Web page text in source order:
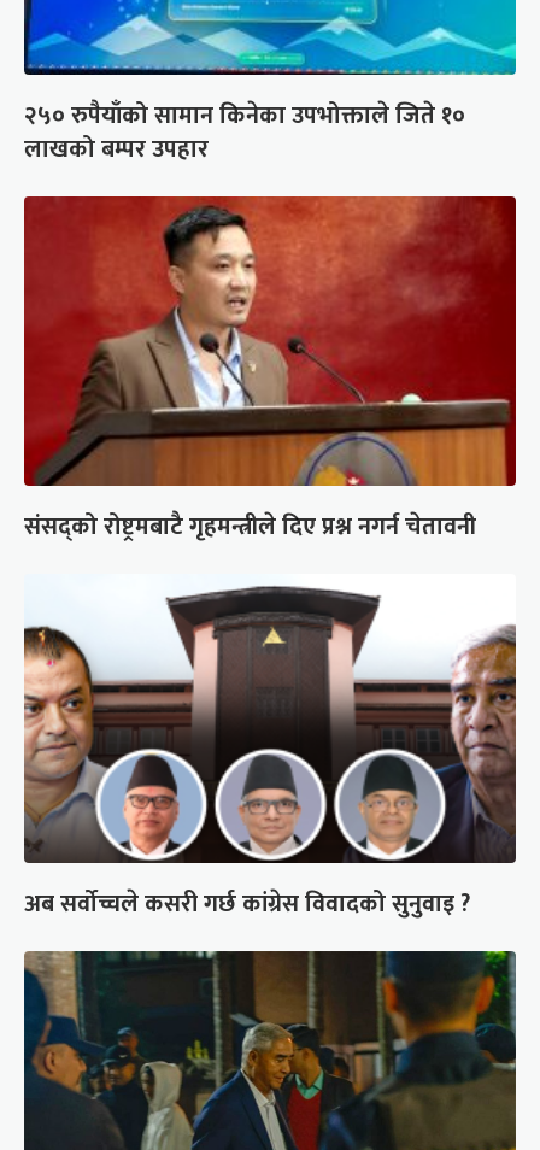
२५० रुपैयाँको सामान किनेका उपभोक्ताले जिते १०
लाखको बम्पर उपहार
संसद्को रोष्ट्रमबाटै गृहमन्त्रीले दिए प्रश्न नगर्न चेतावनी
अब सर्वोच्चले कसरी गर्छ कांग्रेस विवादको सुनुवाइ ?